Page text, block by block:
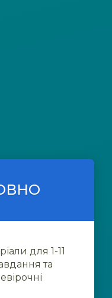
для 1-11
та